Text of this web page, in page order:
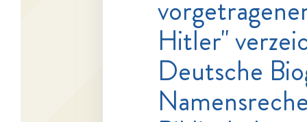
Hitler"
Deutsche